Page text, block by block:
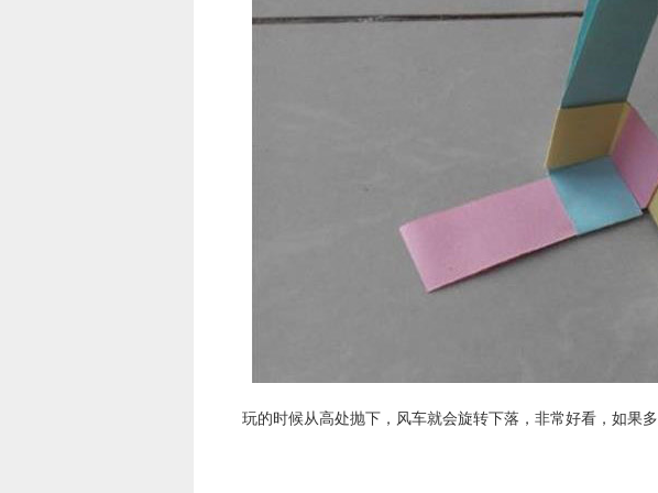
玩的时候从高处抛下，风车就会旋转下落，非常好看，如果